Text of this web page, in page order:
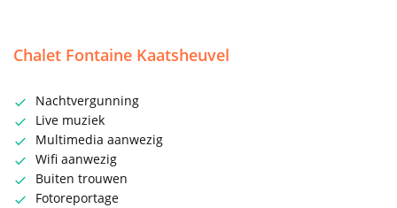
Chalet Fontaine Kaatsheuvel
Nachtvergunning
Live muziek
Multimedia aanwezig
Wifi aanwezig
Buiten trouwen
Fotoreportage